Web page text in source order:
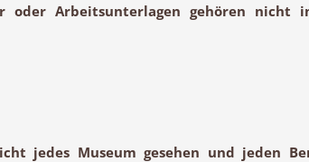
oder Arbeitsunterlagen gehören nicht
jedes Museum gesehen und jeden